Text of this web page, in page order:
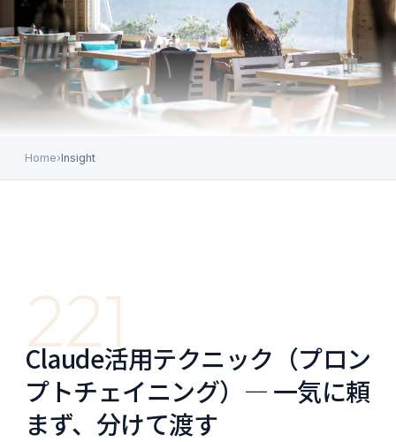
Home›Insight
221
Claude活用テクニック（プロン
プトチェイニング）― 一気に頼
まず、分けて渡す